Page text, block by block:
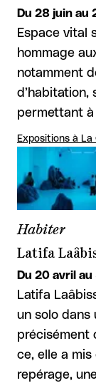
Du 28 juin au
Espace vital
hommage
notamment
d’habitation,
permettant à
Expositions à La
Habiter
Latifa
Du 20 avril
Latifa
un solo dans
précisément
ce, elle a
repérage,